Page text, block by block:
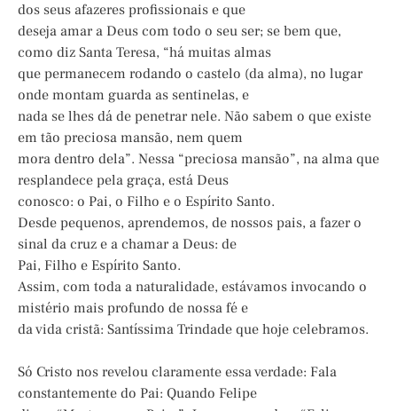
dos seus afazeres profissionais e que
deseja amar a Deus com todo o seu ser; se bem que,
como diz Santa Teresa, “há muitas almas
que permanecem rodando o castelo (da alma), no lugar
onde montam guarda as sentinelas, e
nada se lhes dá de penetrar nele. Não sabem o que existe
em tão preciosa mansão, nem quem
mora dentro dela”. Nessa “preciosa mansão”, na alma que
resplandece pela graça, está Deus
conosco: o Pai, o Filho e o Espírito Santo.
Desde pequenos, aprendemos, de nossos pais, a fazer o
sinal da cruz e a chamar a Deus: de
Pai, Filho e Espírito Santo.
Assim, com toda a naturalidade, estávamos invocando o
mistério mais profundo de nossa fé e
da vida cristã: Santíssima Trindade que hoje celebramos.
Só Cristo nos revelou claramente essa verdade: Fala
constantemente do Pai: Quando Felipe